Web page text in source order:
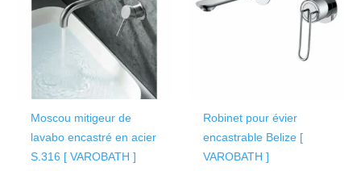
Moscou mitigeur de
lavabo encastré en acier
S.316 [ VAROBATH ]
Robinet pour évier
encastrable Belize [
VAROBATH ]